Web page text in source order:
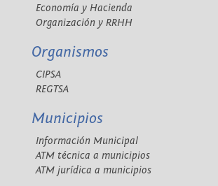
Economía y Hacienda
Organización y RRHH
Organismos
CIPSA
REGTSA
Municipios
Información Municipal
ATM técnica a municipios
ATM jurídica a municipios